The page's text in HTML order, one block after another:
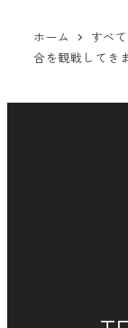
ホーム すべて
合を観戦してき